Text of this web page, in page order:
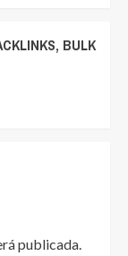
BULK
publicada.